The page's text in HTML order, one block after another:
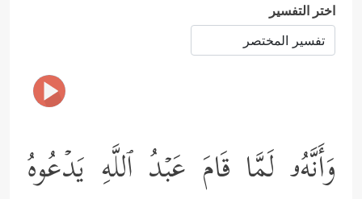
اختر التفسير
وَأَنَّهُۥ لَمَّا قَامَ عَبۡدُ ٱللَّهِ یَدۡعُوهُ